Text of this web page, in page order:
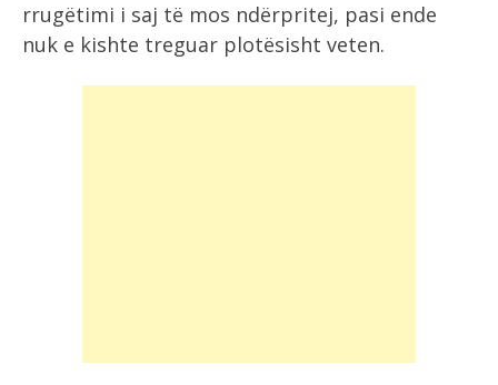
rrugëtimi i saj të mos ndërpritej, pasi ende
nuk e kishte treguar plotësisht veten.